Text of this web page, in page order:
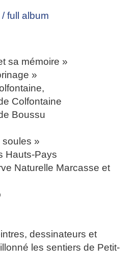
full album
sa mémoire »
»
Colfontaine
Boussu
soules »
Hauts-Pays
Naturelle Marcasse et
dessinateurs et
les sentiers de Petit-